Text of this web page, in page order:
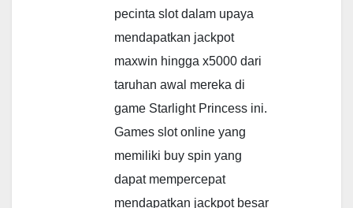
pecinta slot dalam upaya
mendapatkan jackpot
maxwin hingga x5000 dari
taruhan awal mereka di
game Starlight Princess ini.
Games slot online yang
memiliki buy spin yang
dapat mempercepat
mendapatkan jackpot besar